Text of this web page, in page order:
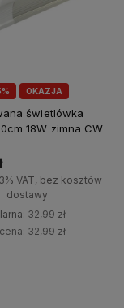
OKAZJA
świetlówka
18W zimna CW
VAT, bez kosztów
dostawy
32,99 zł
32,99 zł